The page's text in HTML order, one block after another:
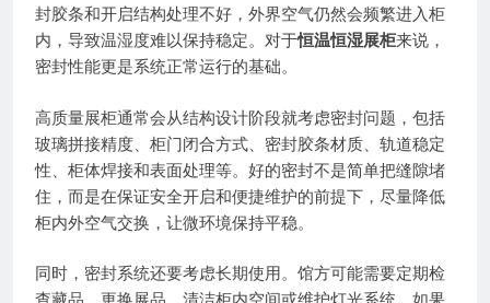
封胶条和开启结构处理不好，外界空气仍然会频繁进入柜
内，导致温湿度难以保持稳定。对于恒温恒湿展柜来说，
密封性能更是系统正常运行的基础。
高质量展柜通常会从结构设计阶段就考虑密封问题，包括
玻璃拼接精度、柜门闭合方式、密封胶条材质、轨道稳定
性、柜体焊接和表面处理等。好的密封不是简单把缝隙堵
住，而是在保证安全开启和便捷维护的前提下，尽量降低
柜内外空气交换，让微环境保持平稳。
同时，密封系统还要考虑长期使用。馆方可能需要定期检